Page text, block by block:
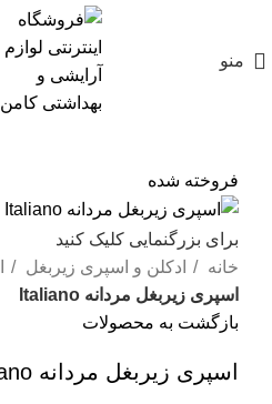
منو
فروخته شده
برای بزرگنمایی کلیک کنید
خانه
ادکلن و اسپری زیربغل
اسپری زیربغل مردانه Italiano
بازگشت به محصولات
اسپری زیربغل مردانه Italiano